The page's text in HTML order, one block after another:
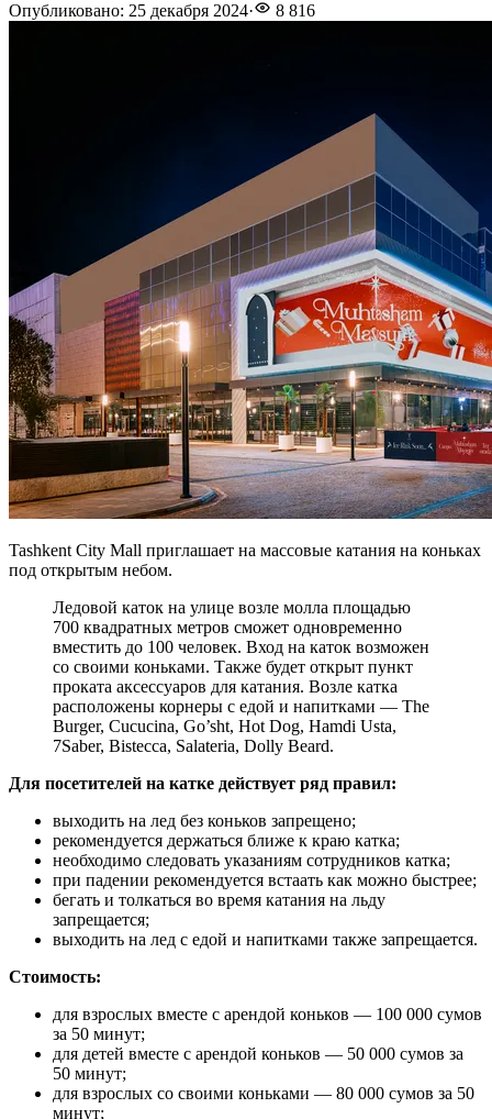
Опубликовано: 25 декабря 2024· 8 816
Tashkent City Mall приглашает на массовые катания на коньках
под открытым небом.
Ледовой каток на улице возле молла площадью
700 квадратных метров сможет одновременно
вместить до 100 человек. Вход на каток возможен
со своими коньками. Также будет открыт пункт
проката аксессуаров для катания. Возле катка
расположены корнеры с едой и напитками — The
Burger, Cucucina, Go’sht, Hot Dog, Hamdi Usta,
7Saber, Bistecca, Salateria, Dolly Beard.
Для посетителей на катке действует ряд правил:
выходить на лед без коньков запрещено;
рекомендуется держаться ближе к краю катка;
необходимо следовать указаниям сотрудников катка;
при падении рекомендуется встаать как можно быстрее;
бегать и толкаться во время катания на льду
запрещается;
выходить на лед с едой и напитками также запрещается.
Стоимость:
для взрослых вместе с арендой коньков — 100 000 сумов
за 50 минут;
для детей вместе с арендой коньков — 50 000 сумов за
50 минут;
для взрослых со своими коньками — 80 000 сумов за 50
минут;